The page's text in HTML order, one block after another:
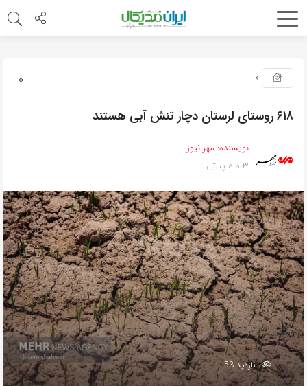
0
۶۱۸ روستای لرستان دچار تنش آبی هستند
نویسنده: مهر نیوز
3 ماه پیش
بازدید 53